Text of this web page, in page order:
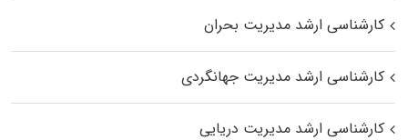
کارشناسی ارشد مدیریت بحران
کارشناسی ارشد مدیریت جهانگردی
کارشناسی ارشد مدیریت دریایی